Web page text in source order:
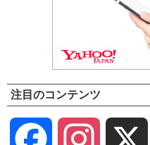
注目のコンテンツ
Facebook Instagram